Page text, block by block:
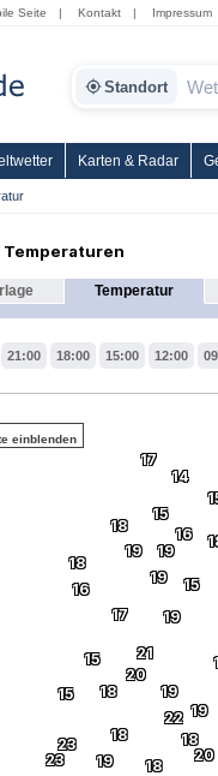
Seite | Kontakt | Impressum
Standort
Karten & Radar
Temperatur
21:00 18:00 15:00 12:00
einblenden
15
20
19
19 15
19
21
23
16
16
23
17
18
18
14
19
15
22
17
19
19
18
18
19
15
20
18
18